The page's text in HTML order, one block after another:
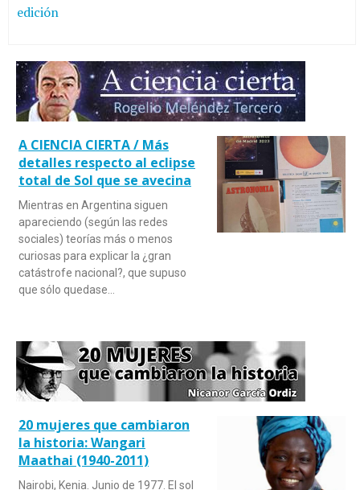
edición
A CIENCIA CIERTA / Más
detalles respecto al eclipse
total de Sol que se avecina
Mientras en Argentina siguen
apareciendo (según las redes
sociales) teorías más o menos
curiosas para explicar la ¿gran
catástrofe nacional?, que supuso
que sólo quedase…
20 mujeres que cambiaron
la historia: Wangari
Maathai (1940-2011)
Nairobi, Kenia. Junio de 1977. El sol